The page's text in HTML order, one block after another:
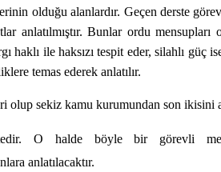
olduğu alanlardır. Geçen derste
anlatılmıştır. Bunlar ordu mensupları
haklı ile haksızı tespit eder, silahlı güç
temas ederek anlatılır.
olup sekiz kamu kurumundan son ikisini
O halde böyle bir görevli
anlatılacaktır.